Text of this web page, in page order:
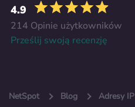
4.9
214 Opinie użytkowników
Prześlij swoją recenzję
NetSpot Blog Adresy IP